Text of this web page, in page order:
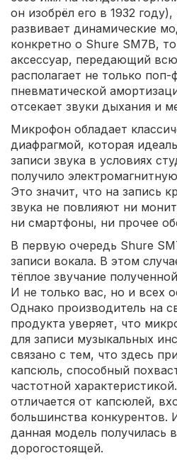
он изобрёл его в 1932
развивает динамические
конкретно о Shure SM7B,
аксессуар, передающий
располагает не только
пневматической
отсекает звуки дыхания и
Микрофон обладает
диафрагмой, которая
записи звука в условиях
получило
Это значит, что на запись
звука не повлияют ни
ни смартфоны, ни прочее
В первую очередь Shure
записи вокала. В этом
тёплое звучание
И не только вас, но и всех
Однако производитель на
продукта уверяет, что
для записи музыкальных
связано с тем, что здесь
капсюль, способный
частотной
отличается от капсюлей,
большинства конкурентов.
данная модель получилась
дорогостоящей.